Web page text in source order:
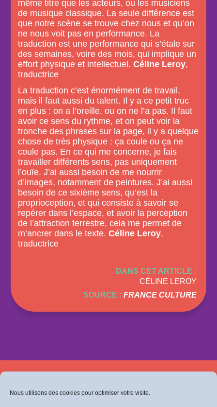
Nous utilisons des cookies pour optimiser votre visite.
même titre que les acteurs, ou les musiciens
de musique classique. La seule différence est
que notre scène se trouve chez nous et qu’on
ne nous voit pas en performance. La
traduction est une performance qui s’étale sur
des semaines, voire des mois, qui implique un
effort physique et intellectuel.Céline Leroy,
traductrice
La traduction c’est énormément de travail,
mais il faut aussi du talent. Il y a ce petit truc
en plus : on a l’oreille, ou on ne l’a pas. Il faut
avoir ce sens du rythme, et on peut voir la
tronche des phrases sur la page, il y a quelque
chose de très physique : ça coule ou ça ne
coule pas. En ce qui me concerne, je fais
travailler différents sens, pas uniquement
l’ouïe. J’ai aussi besoin de me nourrir
d’images, notamment de peintures. J’ai aussi
besoin de ce sixième sens, qu’est la
proprioception, et qui consiste à savoir se
repérer dans l’espace, et avoir la perception
de l’attraction terrestre, cela me permet de
m’ancrer dans le texte.Céline Leroy,
traductrice
DANS CET ARTICLE :
CÉLINE LEROY
SOURCE : FRANCE CULTURE
Politique de confidentialité